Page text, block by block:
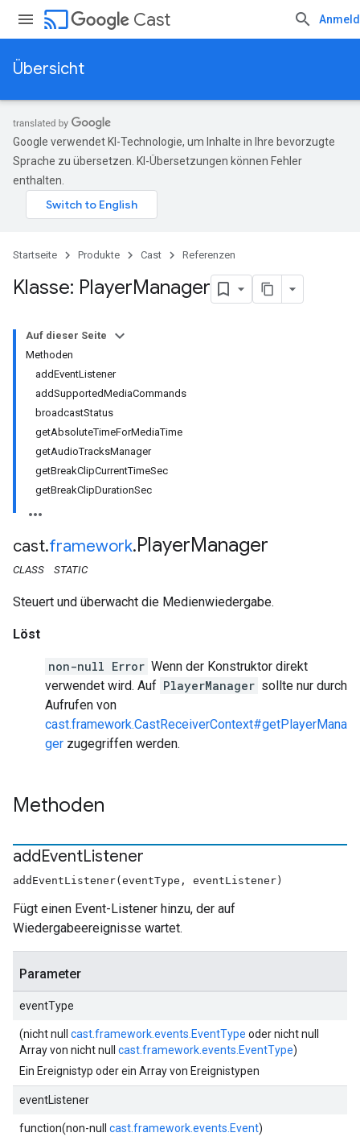
cast Cast
Übersicht
Google verwendet KI-Technologie, um Inhalte in Ihre bevorzugte
Sprache zu übersetzen. KI-Übersetzungen können Fehler
enthalten.
Startseite Produkte Cast Referenzen
Klasse: PlayerManager
Auf dieser Seite
Methoden
addEventListener
addSupportedMediaCommands
broadcastStatus
getAbsoluteTimeForMediaTime
getAudioTracksManager
getBreakClipCurrentTimeSec
getBreakClipDurationSec
cast.framework.PlayerManager
CLASS STATIC
Steuert und überwacht die Medienwiedergabe.
Löst
non-null Error Wenn der Konstruktor direkt
verwendet wird. Auf PlayerManager sollte nur durch
Aufrufen von
cast.framework.CastReceiverContext#getPlayerMana
ger zugegriffen werden.
Methoden
addEventListener
addEventListener(eventType, eventListener)
Fügt einen Event-Listener hinzu, der auf
Wiedergabeereignisse wartet.
Parameter
eventType
(nicht null cast.framework.events.EventType oder nicht null
Array von nicht null cast.framework.events.EventType)
Ein Ereignistyp oder ein Array von Ereignistypen
eventListener
function(non-null cast.framework.events.Event)